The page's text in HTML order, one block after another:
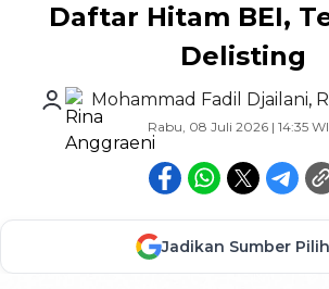
Daftar Hitam BEI,
Delisting
Mohammad Fadil Djailani,
Rabu, 08 Juli 2026 | 14:35
Jadikan Sumber